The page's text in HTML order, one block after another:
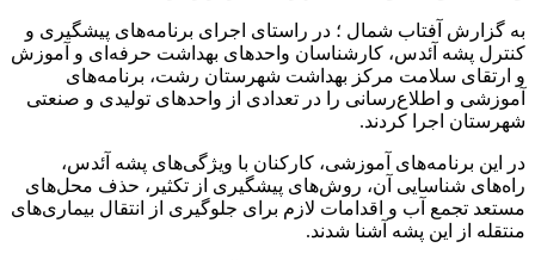
به گزارش آفتاب شمال ؛ در راستای اجرای برنامه‌های پیشگیری و
کنترل پشه آئدس، کارشناسان واحدهای بهداشت حرفه‌ای و آموزش
و ارتقای سلامت مرکز بهداشت شهرستان رشت، برنامه‌های
آموزشی و اطلاع‌رسانی را در تعدادی از واحدهای تولیدی و صنعتی
شهرستان اجرا کردند.
در این برنامه‌های آموزشی، کارکنان با ویژگی‌های پشه آئدس،
راه‌های شناسایی آن، روش‌های پیشگیری از تکثیر، حذف محل‌های
مستعد تجمع آب و اقدامات لازم برای جلوگیری از انتقال بیماری‌های
منتقله از این پشه آشنا شدند.